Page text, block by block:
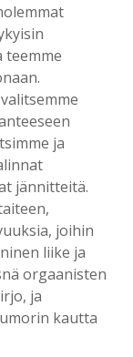
teemme
ja
jännitteitä.
joihin
liike ja
orgaanisten
ja
kautta